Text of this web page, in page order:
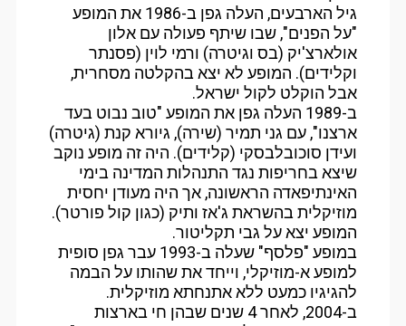
גיל הארבעים, העלה גפן ב-1986 את המופע
"על הפנים", שבו שיתף פעולה עם אלון
אולארצ'יק (בס וגיטרה) ורמי לוין (פסנתר
וקלידים). המופע לא יצא בהקלטה מסחרית,
אבל הוקלט לקול ישראל.
ב-1989 העלה גפן את המופע "טוב נבוט בעד
ארצנו", עם גני תמיר (שירה), גיורא קנת (גיטרה)
ועידן סוכובלבסקי (קלידים). היה זה מופע נוקב
שיצא בחריפות נגד התנהלות המדינה בימי
האינתיפאדה הראשונה, אך היה מעודן יחסית
מוזיקלית בהשראת ג'אז ותיק (כגון קול פורטר).
המופע יצא על גבי תקליטור.
במופע "פלסף" שעלה ב-1993 עבר גפן סופית
למופע א-מוזיקלי, וייחד את שהותו על הבמה
להגיגיו כמעט ללא אתנחתא מוזיקלית.
ב-2004, לאחר 4 שנים שבהן חי בארצות